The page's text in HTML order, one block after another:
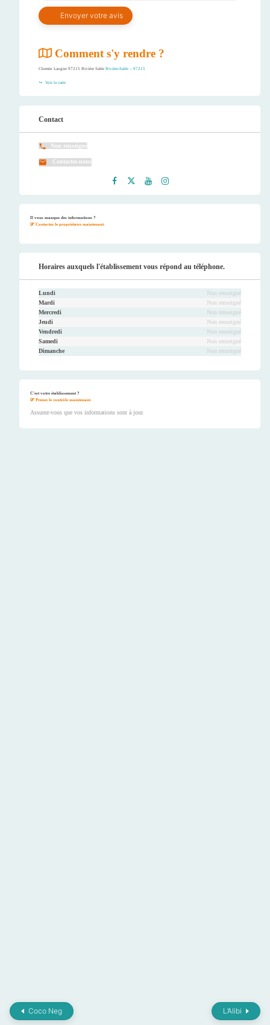
Comment s'y rendre ?
Chemin Laugier 97215 Rivière Salée Rivière-Salée – 97215
Voir la carte
Contact
Non renseigné
Contactez-nous
Il vous manque des informations ?
Contactez le propriétaire maintenant.
Horaires auxquels l'établissement vous répond au téléphone.
Lundi
Non renseigné
Mardi
Non renseigné
Mercredi
Non renseigné
Jeudi
Non renseigné
Vendredi
Non renseigné
Samedi
Non renseigné
Dimanche
Non renseigné
C'est votre établissement ?
Prenez le contrôle maintenant.
Assurez-vous que vos informations sont à jour.
Coco Neg L’Alibi